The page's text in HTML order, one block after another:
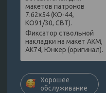
макетов патронов
7.62х54 (КО-44,
КО91/30, СВТ).
Фиксатор ствольной
накладки на макет АКМ,
АК74, Юнкер (оригинал).
Хорошее
обслуживание